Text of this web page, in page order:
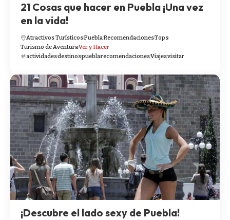
21 Cosas que hacer en Puebla ¡Una vez
en la vida!
Atractivos TurísticosPueblaRecomendacionesTops
Turismo de AventuraVer y Hacer
actividadesdestinospueblarecomendacionesViajesvisitar
¡Descubre el lado sexy de Puebla!